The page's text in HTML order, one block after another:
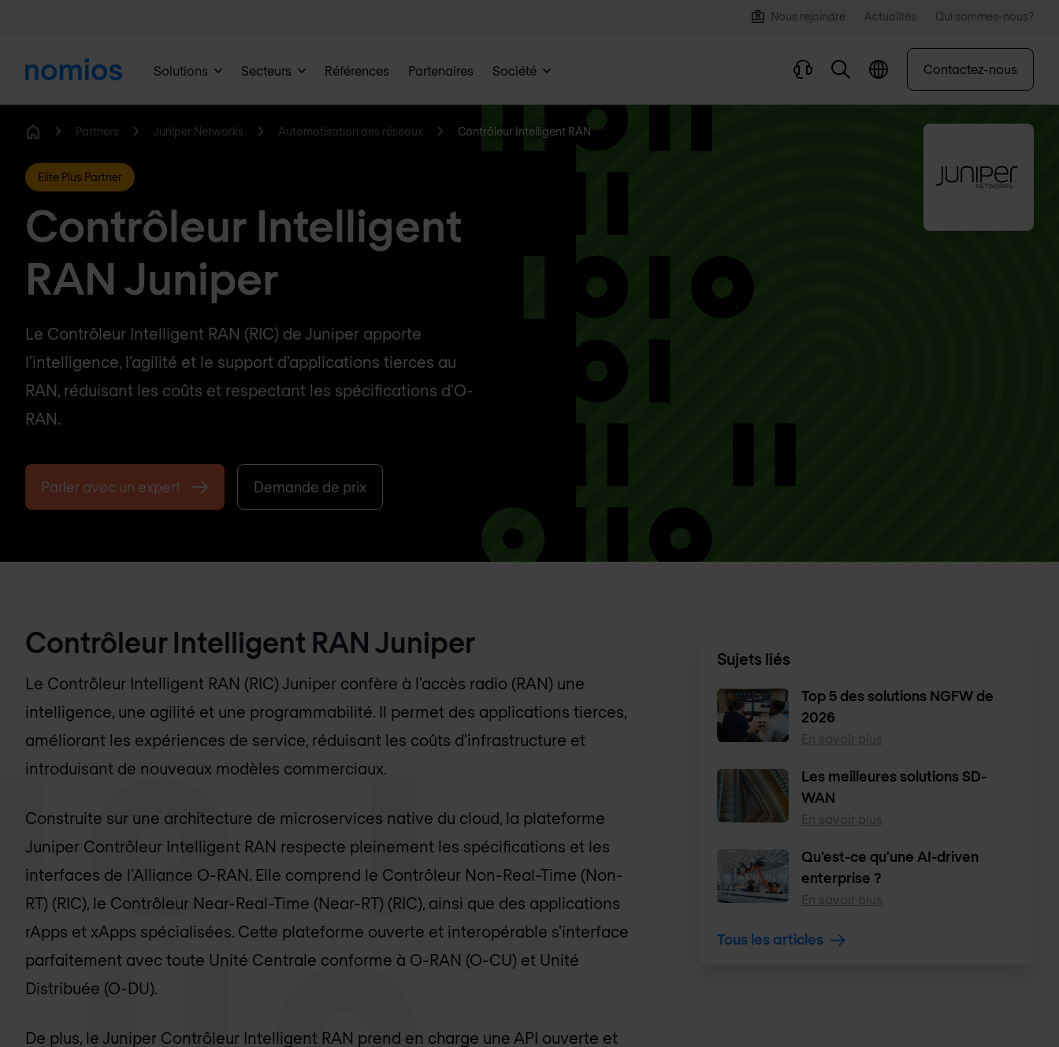
Nous rejoindre Actualités Qui sommes-nous?
Solutions Secteurs Références Partenaires Société Contactez-nous
Partners Juniper Networks Automatisation des réseaux Contrôleur Intelligent RAN
Elite Plus Partner
Contrôleur Intelligent
RAN Juniper
Le Contrôleur Intelligent RAN (RIC) de Juniper apporte
l'intelligence, l'agilité et le support d'applications tierces au
RAN, réduisant les coûts et respectant les spécifications d'O-
RAN.
Parler avec un expert Demande de prix
Contrôleur Intelligent RAN Juniper
Le Contrôleur Intelligent RAN (RIC) Juniper confère à l'accès radio (RAN) une
intelligence, une agilité et une programmabilité. Il permet des applications tierces,
améliorant les expériences de service, réduisant les coûts d'infrastructure et
introduisant de nouveaux modèles commerciaux.
Construite sur une architecture de microservices native du cloud, la plateforme
Juniper Contrôleur Intelligent RAN respecte pleinement les spécifications et les
interfaces de l'Alliance O-RAN. Elle comprend le Contrôleur Non-Real-Time (Non-
RT) (RIC), le Contrôleur Near-Real-Time (Near-RT) (RIC), ainsi que des applications
rApps et xApps spécialisées. Cette plateforme ouverte et interopérable s'interface
parfaitement avec toute Unité Centrale conforme à O-RAN (O-CU) et Unité
Distribuée (O-DU).
De plus, le Juniper Contrôleur Intelligent RAN prend en charge une API ouverte et
Sujets liés
Top 5 des solutions NGFW de
2026
En savoir plus
Les meilleures solutions SD-
WAN
En savoir plus
Qu'est-ce qu'une AI-driven
enterprise ?
En savoir plus
Tous les articles